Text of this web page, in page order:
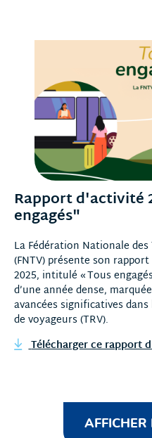
Rapport d'activité
engagés"
La Fédération Nationale
(FNTV) présente son
2025, intitulé « Tous
d’une année dense,
avancées significatives
de voyageurs (TRV).
Télécharger ce rapport